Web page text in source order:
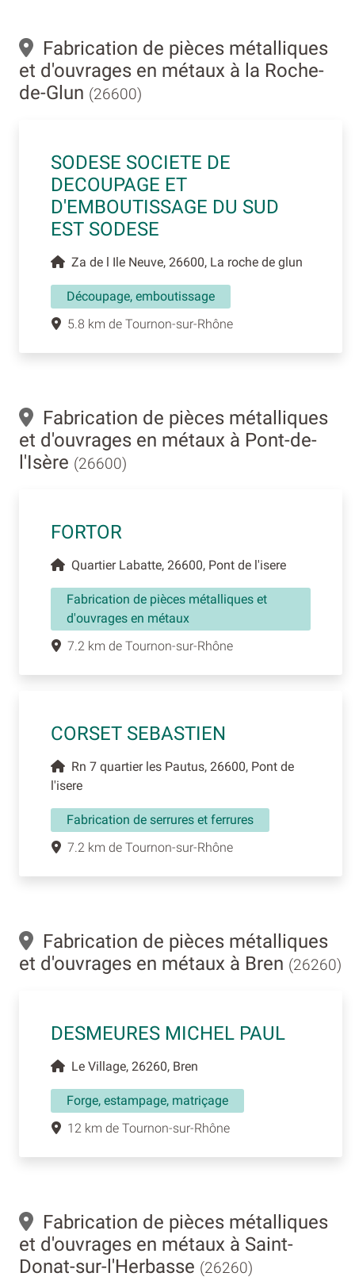
Fabrication de pièces métalliques
et d'ouvrages en métaux à la Roche-
de-Glun (26600)
SODESE SOCIETE DE
DECOUPAGE ET
D'EMBOUTISSAGE DU SUD
EST SODESE
Za de l Ile Neuve, 26600, La roche de glun
Découpage, emboutissage
5.8 km de Tournon-sur-Rhône
Fabrication de pièces métalliques
et d'ouvrages en métaux à Pont-de-
l'Isère (26600)
FORTOR
Quartier Labatte, 26600, Pont de l'isere
Fabrication de pièces métalliques et
d'ouvrages en métaux
7.2 km de Tournon-sur-Rhône
CORSET SEBASTIEN
Rn 7 quartier les Pautus, 26600, Pont de
l'isere
Fabrication de serrures et ferrures
7.2 km de Tournon-sur-Rhône
Fabrication de pièces métalliques
et d'ouvrages en métaux à Bren (26260)
DESMEURES MICHEL PAUL
Le Village, 26260, Bren
Forge, estampage, matriçage
12 km de Tournon-sur-Rhône
Fabrication de pièces métalliques
et d'ouvrages en métaux à Saint-
Donat-sur-l'Herbasse (26260)